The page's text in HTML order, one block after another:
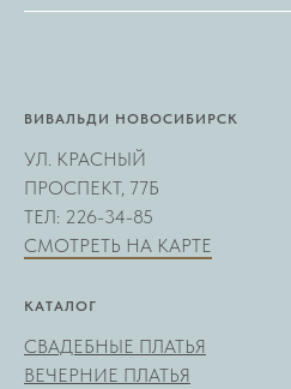
ВИВАЛЬДИ НОВОСИБИРСК
УЛ. КРАСНЫЙ
ПРОСПЕКТ, 77Б
ТЕЛ: 226-34-85
СМОТРЕТЬ НА КАРТЕ
КАТАЛОГ
СВАДЕБНЫЕ ПЛАТЬЯ
ВЕЧЕРНИЕ ПЛАТЬЯ